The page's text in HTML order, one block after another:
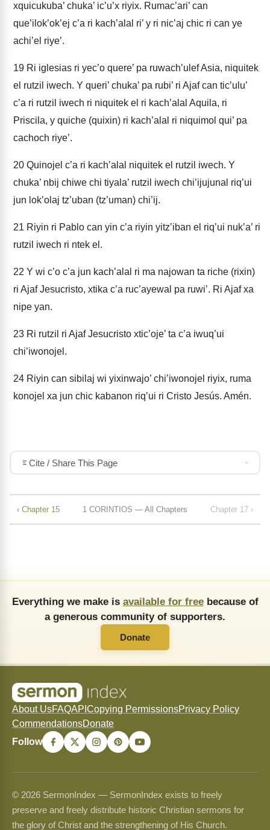
xquicukuba’ chuka’ ic’u’x riyix. Rumac’ari’ can
que’ilok’ok’ej c’a ri kach’alal ri’ y ri nic’aj chic ri can ye
achi’el riye’.
19 Ri iglesias ri yec’o quere’ pa ruwach’ulef Asia, niquitek
el rutzil iwech. Y queri’ chuka’ pa rubi’ ri Ajaf can tic’ulu’
c’a ri rutzil iwech ri niquitek el ri kach’alal Aquila, ri
Priscila, y quiche (quixin) ri kach’alal ri niquimol qui’ pa
cachoch riye’.
20 Quinojel c’a ri kach’alal niquitek el rutzil iwech. Y
chuka’ nbij chiwe chi tiyala’ rutzil iwech chi’ijujunal riq’ui
jun lok’olaj tz’uban (tz’uman) chi’ij.
21 Riyin ri Pablo can yin c’a riyin yitz’iban el riq’ui nuk’a’ ri
rutzil iwech ri ntek el.
22 Y wi c’o c’a jun kach’alal ri ma najowan ta riche (rixin)
ri Ajaf Jesucristo, xtika c’a ruc’ayewal pa ruwi’. Ri Ajaf xa
nipe yan.
23 Ri rutzil ri Ajaf Jesucristo xtic’oje’ ta c’a iwuq’ui
chi’iwonojel.
24 Riyin can sibilaj wi yixinwajo’ chi’iwonojel riyix, ruma
konojel xa jun chic kabanon riq’ui ri Cristo Jesús. Amén.
Cite / Share This Page
‹ Chapter 15 1 CORINTIOS — All Chapters Chapter 17 ›
Everything we make is available for freebecause of
a generous community of supporters.
Donate
About UsFAQAPI Copying PermissionsPrivacy Policy
CommendationsDonate
Follow
© 2026 SermonIndex — SermonIndex exists to freely
preserve and freely distribute historic Christian sermons for
the glory of Christ and the strengthening of His Church.